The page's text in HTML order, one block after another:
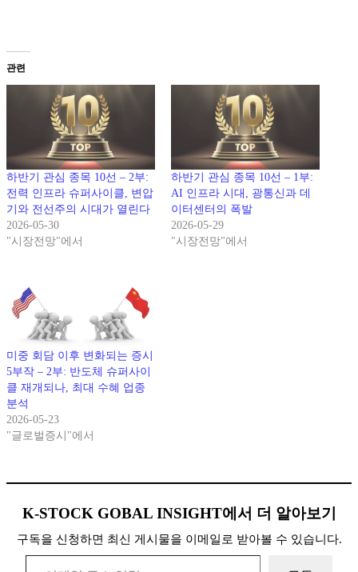
관련
하반기 관심 종목 10선 – 2부:
전력 인프라 슈퍼사이클, 변압
기와 전선주의 시대가 열린다
2026-05-30
"시장전망"에서
하반기 관심 종목 10선 – 1부:
AI 인프라 시대, 광통신과 데
이터센터의 폭발
2026-05-29
"시장전망"에서
미중 회담 이후 변화되는 증시
5부작 – 2부: 반도체 슈퍼사이
클 재개되나, 최대 수혜 업종
분석
2026-05-23
"글로벌증시"에서
K-STOCK GOBAL INSIGHT에서 더 알아보기
구독을 신청하면 최신 게시물을 이메일로 받아볼 수 있습니다.
이메일 주소 입력…